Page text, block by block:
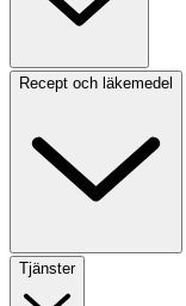
Recept och läkemedel
Tjänster